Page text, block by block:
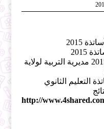
2015
2015
نتائج مسابقة توظيف الأساتذة 2015 مديرية التربية لولاية
http://